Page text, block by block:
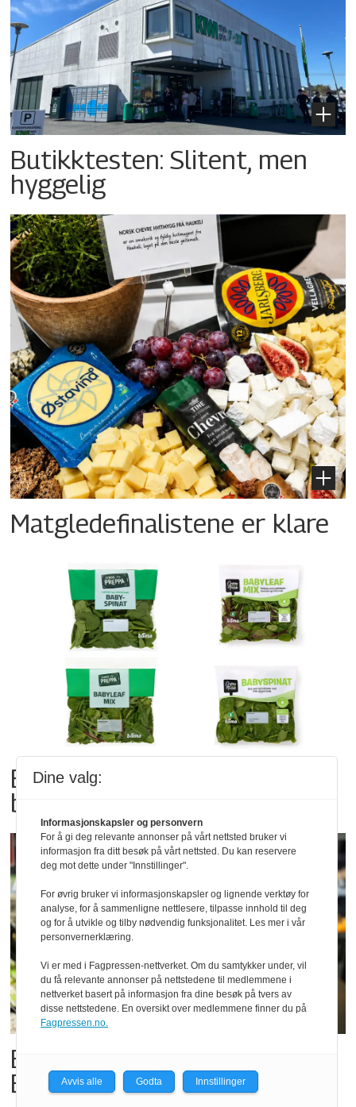
Butikktesten: Slitent, men
hyggelig
Matgledefinalistene er klare
Bama tilbakekaller
babyspinat og babyleaf mix
Billigbonanza da Norge slo
Elfenbenkysten
Dine valg:
Informasjonskapsler og personvern
For å gi deg relevante annonser på vårt nettsted bruker vi
informasjon fra ditt besøk på vårt nettsted. Du kan reservere
deg mot dette under "Innstillinger".
For øvrig bruker vi informasjonskapsler og lignende verktøy for
analyse, for å sammenligne nettlesere, tilpasse innhold til deg
og for å utvikle og tilby nødvendig funksjonalitet. Les mer i vår
personvernerklæring.
Vi er med i Fagpressen-nettverket. Om du samtykker under, vil
du få relevante annonser på nettstedene til medlemmene i
nettverket basert på informasjon fra dine besøk på tvers av
disse nettstedene. En oversikt over medlemmene finner du på
Fagpressen.no.
Avvis alle Godta Innstillinger